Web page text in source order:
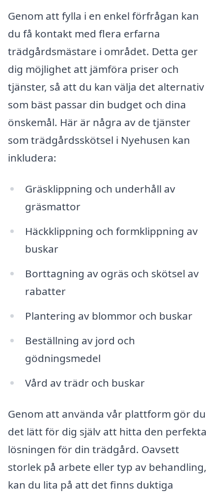
Genom att fylla i en enkel förfrågan kan
du få kontakt med flera erfarna
trädgårdsmästare i området. Detta ger
dig möjlighet att jämföra priser och
tjänster, så att du kan välja det alternativ
som bäst passar din budget och dina
önskemål. Här är några av de tjänster
som trädgårdsskötsel i Nyehusen kan
inkludera:
Gräsklippning och underhåll av
gräsmattor
Häckklippning och formklippning av
buskar
Borttagning av ogräs och skötsel av
rabatter
Plantering av blommor och buskar
Beställning av jord och
gödningsmedel
Vård av trädr och buskar
Genom att använda vår plattform gör du
det lätt för dig själv att hitta den perfekta
lösningen för din trädgård. Oavsett
storlek på arbete eller typ av behandling,
kan du lita på att det finns duktiga